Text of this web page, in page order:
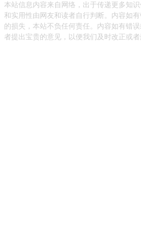
本站信息内容来自网络，出于传递更多知
和实用性由网友和读者自行判断。内容如
的损失，本站不负任何责任。内容如有错
者提出宝贵的意见，以便我们及时改正或者